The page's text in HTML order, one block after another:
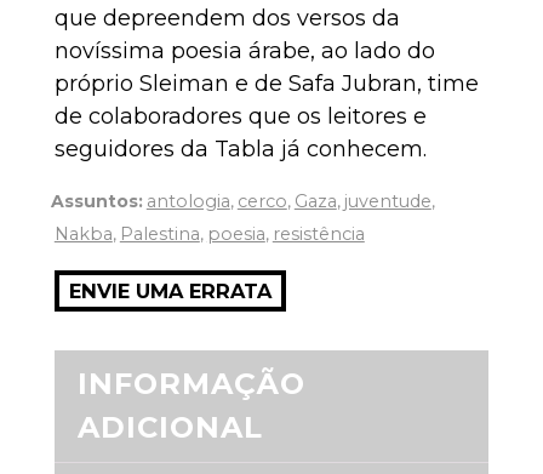
que depreendem dos versos da
novíssima poesia árabe, ao lado do
próprio Sleiman e de Safa Jubran, time
de colaboradores que os leitores e
seguidores da Tabla já conhecem.
Assuntos: antologia, cerco, Gaza, juventude,
Nakba, Palestina, poesia, resistência
ENVIE UMA ERRATA
INFORMAÇÃO
ADICIONAL